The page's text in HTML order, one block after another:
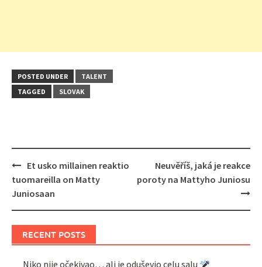
POSTED UNDER
TALENT
TAGGED
SLOVAK
Post
navigation
Et usko millainen reaktio
tuomareilla on Matty
Juniosaan
Neuvěříš, jaká je reakce
poroty na Mattyho Juniosu
RECENT POSTS
Niko nije očekivao… ali je oduševio celu salu